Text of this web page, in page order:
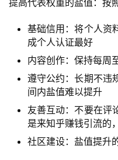
首
基础信用：将个人资
成个人认证最好
内容创作：保持每周
遵守公约：长期不违
间内盐值难以提升
友善互动：不要在评
是来知乎赚钱引流的
社区建设：盐值提升